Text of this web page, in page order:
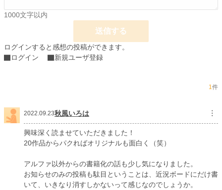
月間ポイント 210 pt (50,739 位)
3,446 pt (54,344 位)
累計ポイント 39,425 pt (50,635 位)
1000文字以内
送信する
ログインすると感想の投稿ができます。
ログイン
新規ユーザ登録
1件
2022.09.23秋風いろは ︙
興味深く読ませていただきました！
20作品からパクればオリジナルも面白く（笑）
アルファ以外からの書籍化の話も少し気になりました。
お知らせのみの投稿も駄目ということは、近況ボードにだけ書
いて、いきなり消すしかないって感じなのでしょうか。